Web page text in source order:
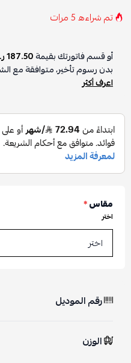
تم شراءه5مرات
أو قسم فاتورتك بقيمة187.50 ر.س
بدون رسوم تأخير، متوافقة مع
اعرف أكثر
مقاس*
اختر
رقم الموديل
الوزن